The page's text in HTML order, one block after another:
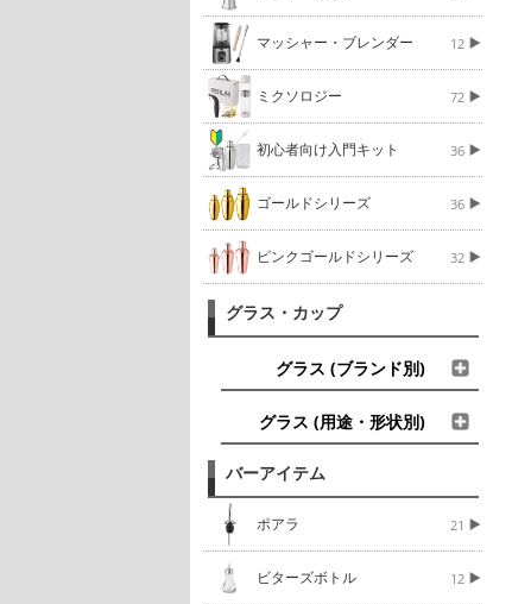
マッシャー・ブレンダー 12
ミクソロジー 72
初心者向け入門キット 36
ゴールドシリーズ 36
ピンクゴールドシリーズ 32
グラス・カップ
グラス (ブランド別)
グラス (用途・形状別)
バーアイテム
ポアラ 21
ビターズボトル 12